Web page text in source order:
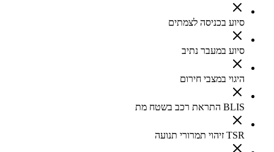
סיוע בכניסה לצמתים
סיוע במעבר נתיב
היגוי במצבי חירום
BLIS התראת רכב בשטח מת
TSR זיהוי תמרורי תנועה